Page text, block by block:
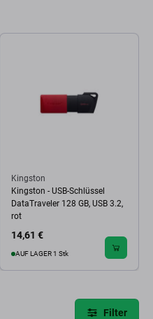
Kingston
Kingston - USB-Schlüssel
DataTraveler 128 GB, USB 3.2,
rot
14,61 €
AUF LAGER 1 Stk
Filter